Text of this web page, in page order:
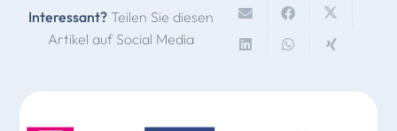
Interessant?Teilen Sie diesen
Artikel auf Social Media